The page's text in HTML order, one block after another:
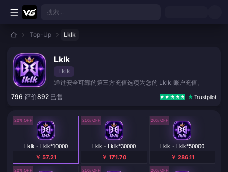
跳转至主要内容
搜索...
Top-Up Lklk
Lklk
Lklk
通过安全可靠的第三方充值选项为您的 Lklk 账户充值。
796 评价892 已售 Trustpilot
20% OFF
Lklk - Lklk*10000
￥ 57.21
20% OFF
Lklk - Lklk*30000
￥ 171.70
20% OFF
Lklk - Lklk*50000
￥ 286.11
20% OFF 20% OFF 20% OFF